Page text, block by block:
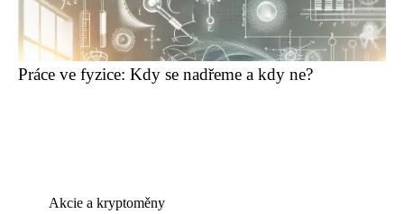
Práce ve fyzice: Kdy se nadřeme a kdy ne?
Akcie a kryptoměny